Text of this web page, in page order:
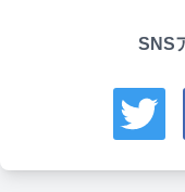
SNS